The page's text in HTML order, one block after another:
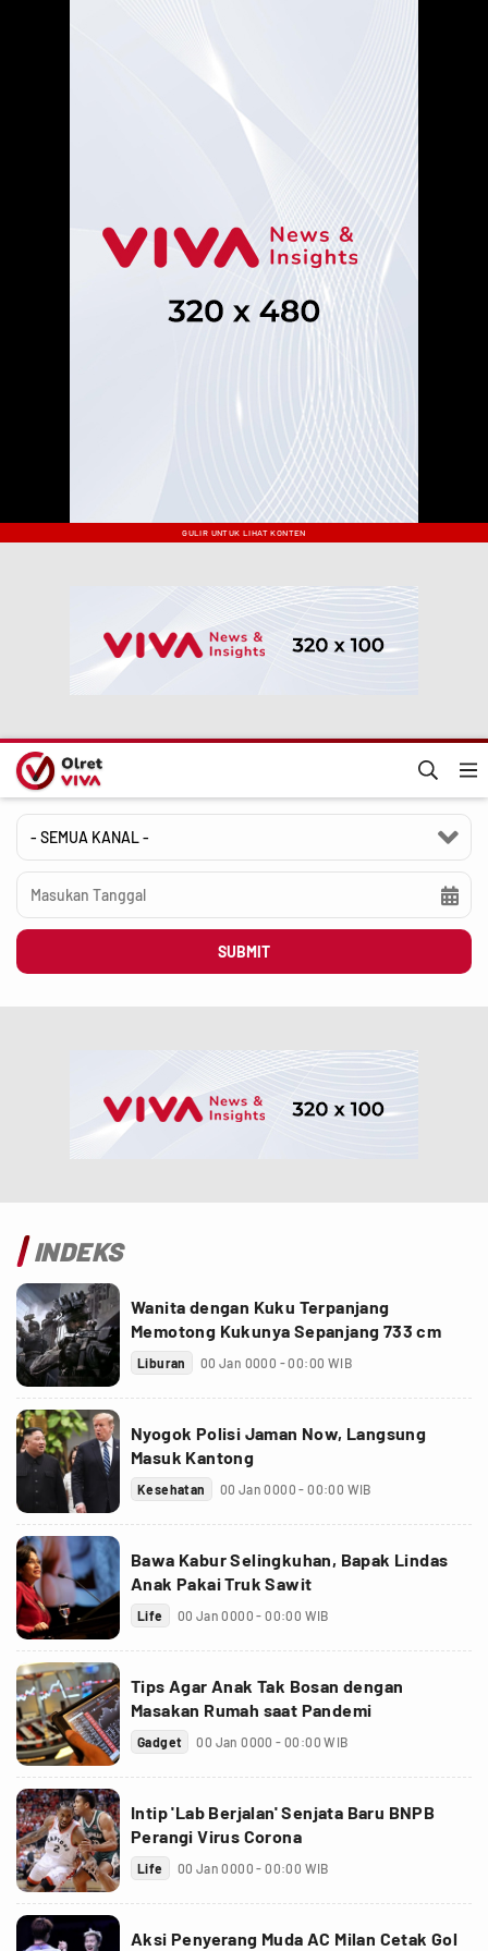
GULIR UNTUK LIHAT KONTEN

INDEKS
Wanita dengan Kuku Terpanjang
Memotong Kukunya Sepanjang 733 cm
Liburan 00 Jan 0000 - 00:00 WIB
Nyogok Polisi Jaman Now, Langsung
Masuk Kantong
Kesehatan 00 Jan 0000 - 00:00 WIB
Bawa Kabur Selingkuhan, Bapak Lindas
Anak Pakai Truk Sawit
Life 00 Jan 0000 - 00:00 WIB
Tips Agar Anak Tak Bosan dengan
Masakan Rumah saat Pandemi
Gadget 00 Jan 0000 - 00:00 WIB
Intip 'Lab Berjalan' Senjata Baru BNPB
Perangi Virus Corona
Life 00 Jan 0000 - 00:00 WIB
Aksi Penyerang Muda AC Milan Cetak Gol